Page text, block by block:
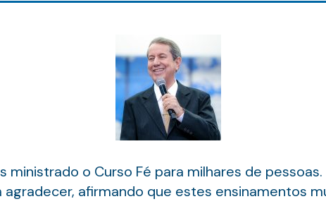
ministrado o Curso Fé para milhares de
afirmando que estes ensinamentos